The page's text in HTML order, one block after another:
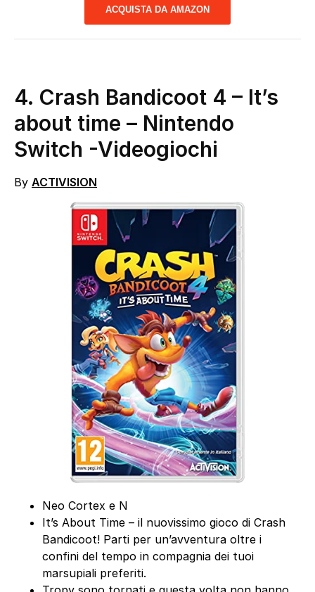
ACQUISTA DA AMAZON
4. Crash Bandicoot 4 – It’s
about time – Nintendo
Switch -Videogiochi
By ACTIVISION
Neo Cortex e N
It’s About Time – il nuovissimo gioco di Crash
Bandicoot! Parti per un’avventura oltre i
confini del tempo in compagnia dei tuoi
marsupiali preferiti.